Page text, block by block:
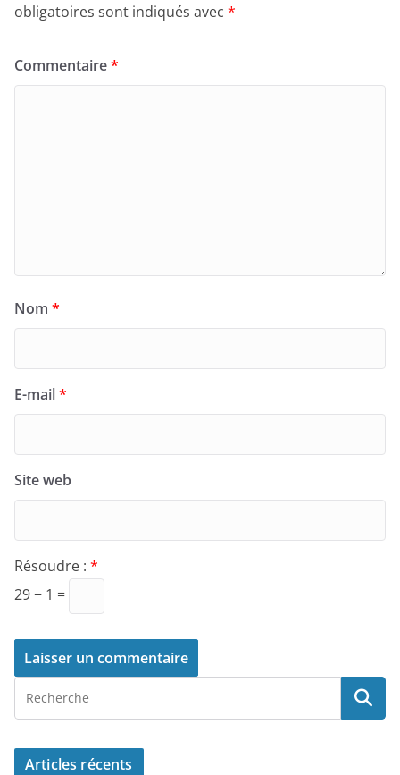
obligatoires sont indiqués avec *
Commentaire*
Nom *
E-mail*
Site web
Résoudre : *
29 − 1 =
Articles récents